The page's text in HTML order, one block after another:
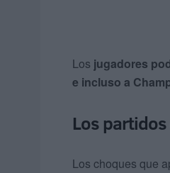
Los jugadores
e incluso a
Los
Los choques que